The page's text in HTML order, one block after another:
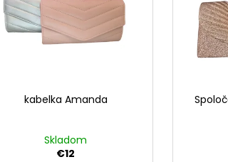
kabelka Amanda
Skladom
€12